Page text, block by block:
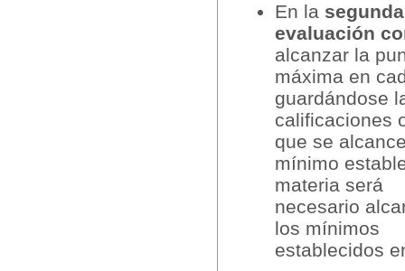
En la
evaluación
alcanzar la
máxima en
guardándose
calificaciones
que se
mínimo
materia será
necesario
los mínimos
establecidos